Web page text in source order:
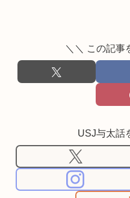
＼＼ この記事
USJ与太話